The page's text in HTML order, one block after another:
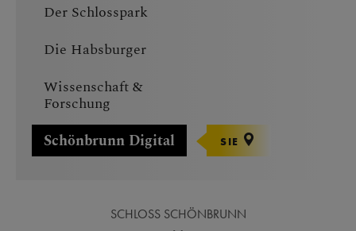
Der Schlosspark
Die Habsburger
Wissenschaft &
Forschung
Schönbrunn Digital
SIE
SCHLOSS SCHÖNBRUNN